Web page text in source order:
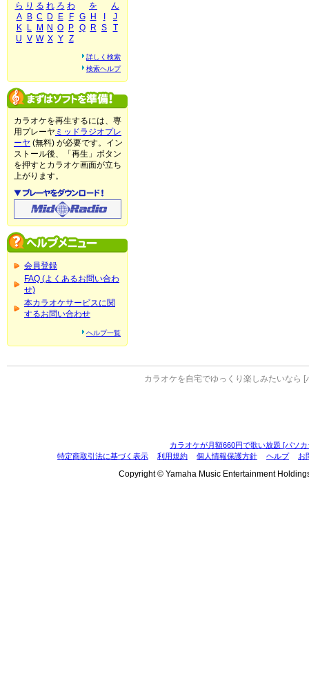
ら り る れ ろ わ を
ん
A
B C D E F G H
J
K
L M N O P Q R S
T
U V W X Y Z
詳しく検索
検索ヘルプ
カラオケを再生するには、専
用プレーヤ ミッドラジオプレ
ーヤ (無料) が必要です。イン
ストール後、「再生」ボタン
を押すとカラオケ画面が立ち
上がります。
会員登録
FAQ (よくあるお問い合わ
せ)
本カラオケサービスに関
するお問い合わせ
ヘルプ一覧
カラオケを自宅でゆっくり楽しみたいなら [
カラオケが月額660円で歌い放題 [パソ
特定商取引法に基づく表示
利用規約 個人情報保護方針 ヘルプ お
Copyright © Yamaha Music Entertainment